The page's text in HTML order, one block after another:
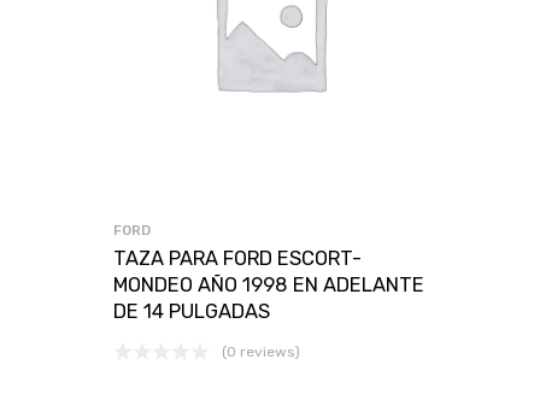
FORD
TAZA PARA FORD ESCORT-
MONDEO AÑO 1998 EN ADELANTE
DE 14 PULGADAS
(0 reviews)